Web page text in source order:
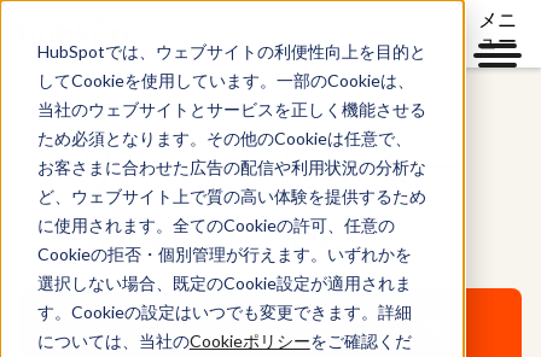
HubSpotでは、ウェブサイトの利便性向上を目的と
してCookieを使用しています。一部のCookieは、
当社のウェブサイトとサービスを正しく機能させる
ため必須となります。その他のCookieは任意で、
お客さまに合わせた広告の配信や利用状況の分析な
ど、ウェブサイト上で質の高い体験を提供するため
に使用されます。全てのCookieの許可、任意の
Cookieの拒否・個別管理が行えます。いずれかを
選択しない場合、既定のCookie設定が適用されま
す。Cookieの設定はいつでも変更できます。詳細
については、当社のCookieポリシーをご確認くだ
メニ
ュー
リーガルセンター
HUBSPOT COOKIEポリシー
リーガルセンターのホームページに戻る